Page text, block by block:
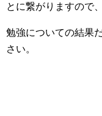
とに繋がりますので
勉強についての結果
さい。